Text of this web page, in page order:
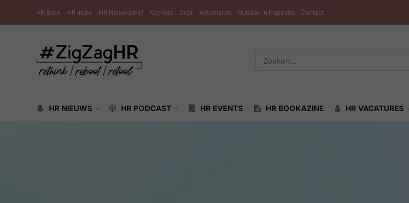
HR Boek HR Index HR Nieuwsbrief Keynote Over Adverteren Outside-in Inspiratie Contact
HR NIEUWS HR PODCAST HR EVENTS HR BOOKAZINE HR VACATURES